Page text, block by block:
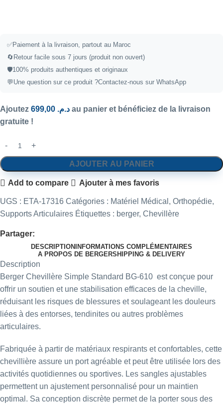
✅Paiement à la livraison, partout au Maroc
🔄Retour facile sous 7 jours (produit non ouvert)
🛡️100% produits authentiques et originaux
💬Une question sur ce produit ?Contactez-nous sur WhatsApp
Ajoutez د.م. au panier et bénéficiez de la livraison
gratuite !
AJOUTER AU PANIER
Add to compare Ajouter à mes favoris
UGS : ETA-17316 Catégories : Matériel Médical , Orthopédie,
Supports Articulaires Étiquettes : berger, Chevillère
Partager:
DESCRIPTIONINFORMATIONS COMPLÉMENTAIRES
A PROPOS DE BERGERSHIPPING & DELIVERY
Description
Berger Chevillère Simple Standard BG-610 est conçue pour
offrir un soutien et une stabilisation efficaces de la cheville,
réduisant les risques de blessures et soulageant les douleurs
liées à des entorses, tendinites ou autres problèmes
articulaires.
Fabriquée à partir de matériaux respirants et confortables, cette
chevillière assure un port agréable et peut être utilisée lors des
activités quotidiennes ou sportives. Les sangles ajustables
permettent un ajustement personnalisé pour un maintien
optimal. Sa conception discrète permet de la porter sous des